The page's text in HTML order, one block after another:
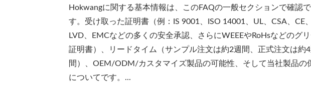
Hokwangに関する基本情報は、このFAQの一般セクションで確認で
す。受け取った証明書（例：IS 9001、ISO 14001、UL、CSA、CE、
LVD、EMCなどの多くの安全承認、さらにWEEEやRoHsなどのグ
証明書）、リードタイム（サンプル注文は約2週間、正式注文は約4
間）、OEM/ODM/カスタマイズ製品の可能性、そして当社製品の
についてです。...